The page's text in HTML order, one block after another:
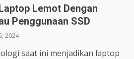
Lemot Dengan
Penggunaan SSD
2024
saat ini menjadikan laptop